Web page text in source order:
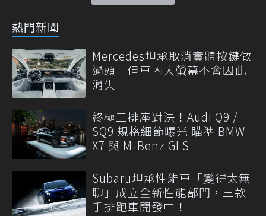
熱門新聞
Mercedes坦承取消實體按鍵做
過頭 但車內大螢幕不會因此
消失
終極三排座對決！Audi Q9 /
SQ9 規格細節曝光 瞄準 BMW
X7 與 M-Benz GLS
Subaru坦承性能車「變得太無
聊」成立全新性能部門，三款
手排跑車開發中！